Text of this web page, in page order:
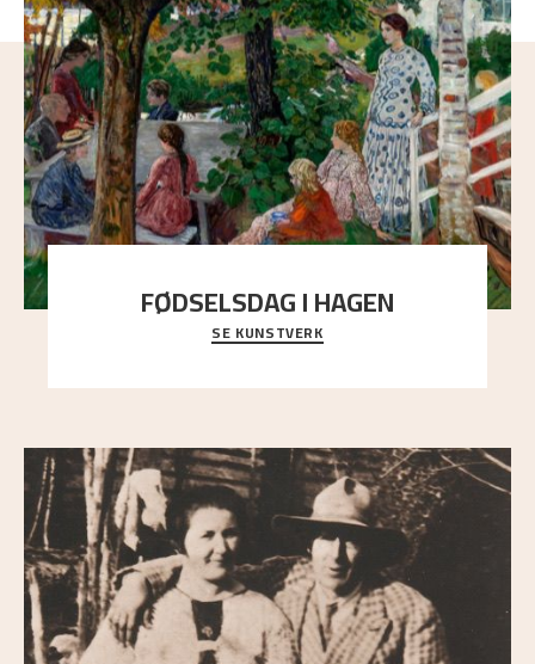
FØDSELSDAG I HAGEN
En gruppe mennesker er samlet under de store
trekronene i prestegårdshagen...
SE KUNSTVERK